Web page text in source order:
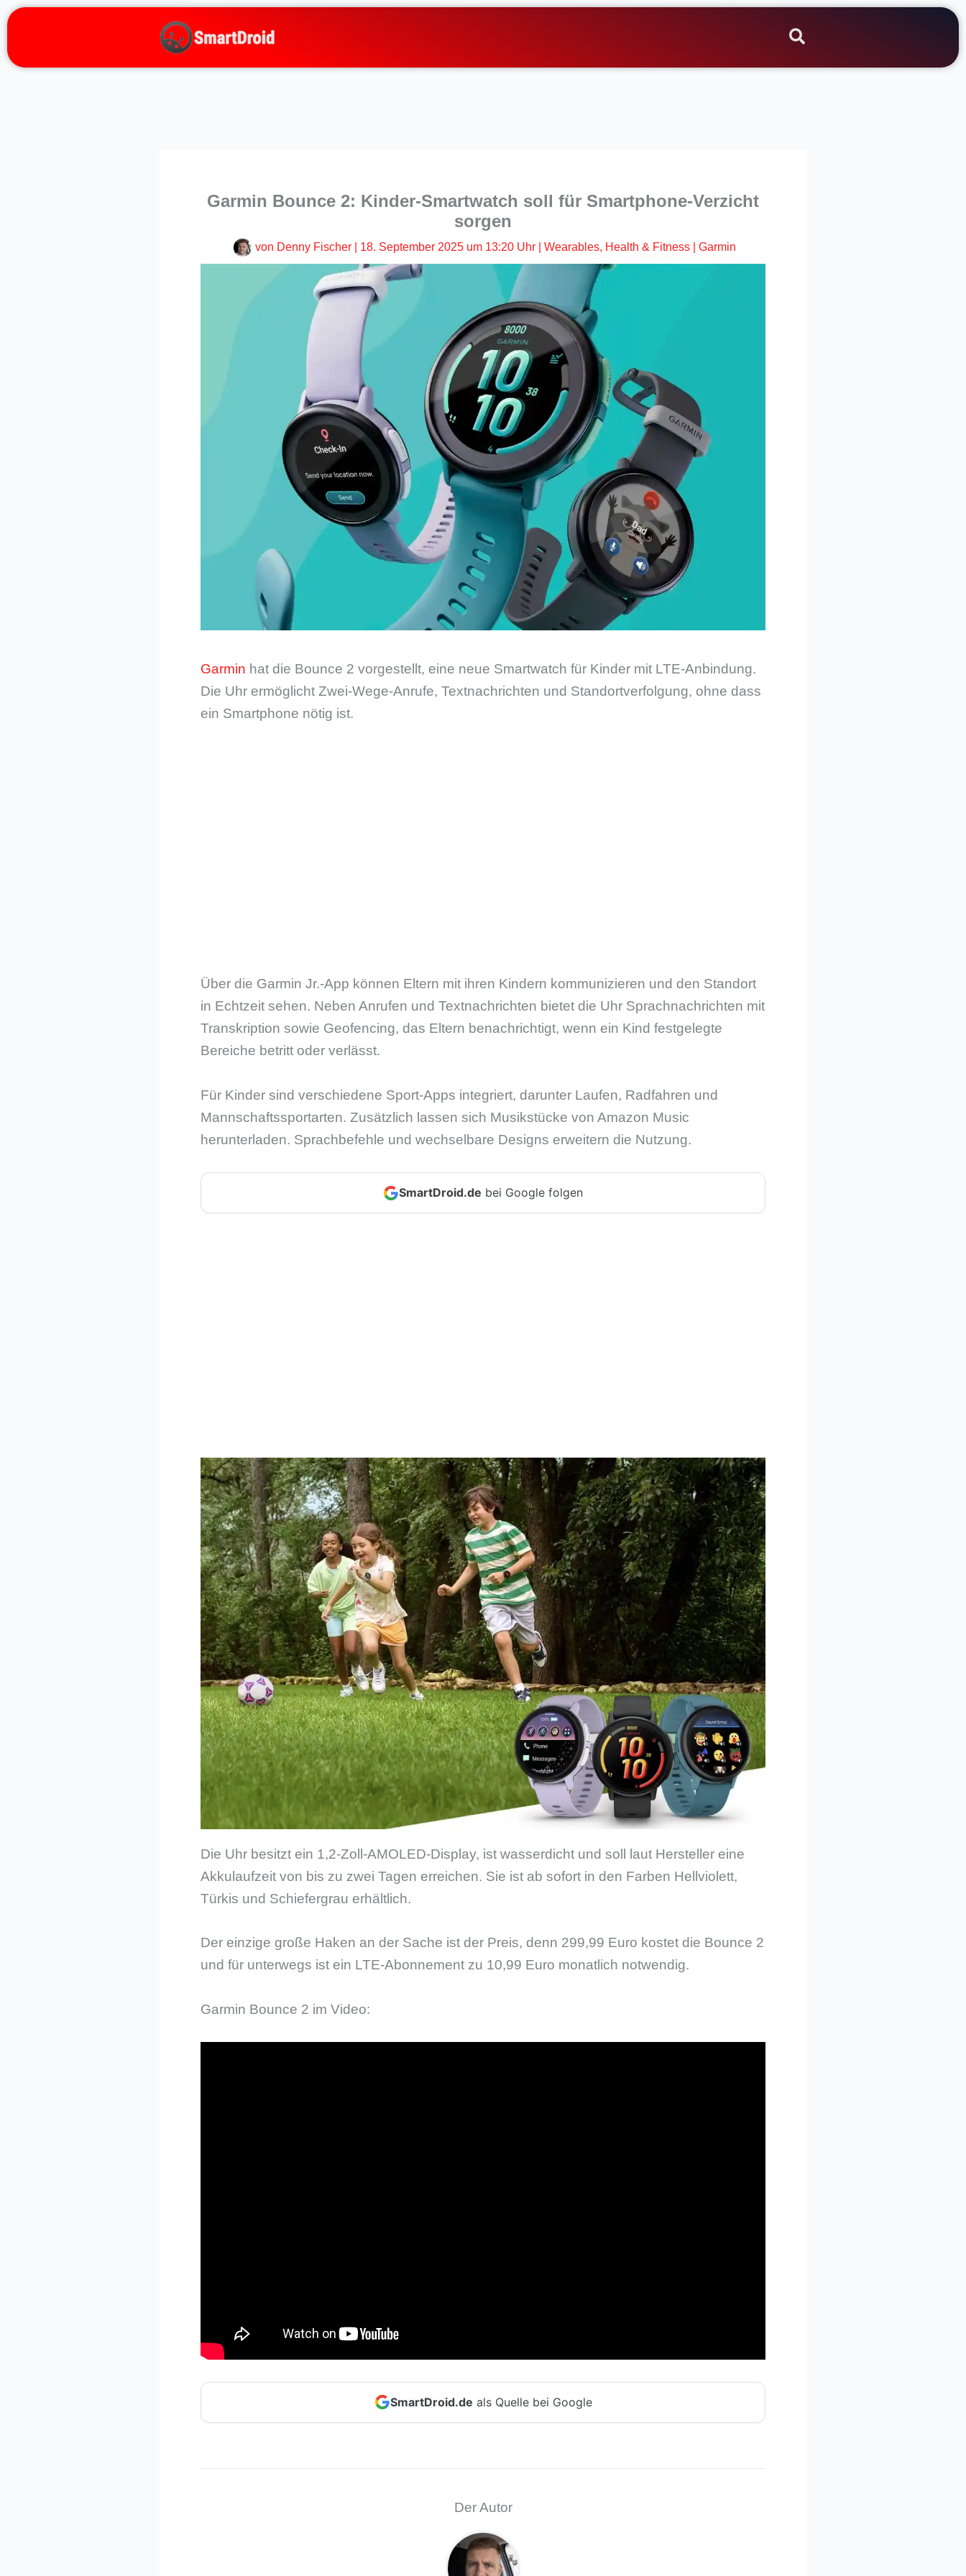
Zum
springen
Garmin Bounce 2: Kinder-Smartwatch soll für Smartphone-Verzicht
sorgen
von Denny Fischer 18. September 2025 um 13:20 Uhr Wearables, Health & Fitness Garmin
Garmin hat die Bounce 2 vorgestellt, eine neue Smartwatch für Kinder mit LTE-Anbindung.
Die Uhr ermöglicht Zwei-Wege-Anrufe, Textnachrichten und Standortverfolgung, ohne dass
ein Smartphone nötig ist.
Über die Garmin Jr.-App können Eltern mit ihren Kindern kommunizieren und den Standort
in Echtzeit sehen. Neben Anrufen und Textnachrichten bietet die Uhr Sprachnachrichten mit
Transkription sowie Geofencing, das Eltern benachrichtigt, wenn ein Kind festgelegte
Bereiche betritt oder verlässt.
Für Kinder sind verschiedene Sport-Apps integriert, darunter Laufen, Radfahren und
Mannschaftssportarten. Zusätzlich lassen sich Musikstücke von Amazon Music
herunterladen. Sprachbefehle und wechselbare Designs erweitern die Nutzung.
SmartDroid.de bei Google folgen
Die Uhr besitzt ein 1,2-Zoll-AMOLED-Display, ist wasserdicht und soll laut Hersteller eine
Akkulaufzeit von bis zu zwei Tagen erreichen. Sie ist ab sofort in den Farben Hellviolett,
Türkis und Schiefergrau erhältlich.
Der einzige große Haken an der Sache ist der Preis, denn 299,99 Euro kostet die Bounce 2
und für unterwegs ist ein LTE-Abonnement zu 10,99 Euro monatlich notwendig.
Garmin Bounce 2 im Video:
SmartDroid.de als Quelle bei Google
Der Autor